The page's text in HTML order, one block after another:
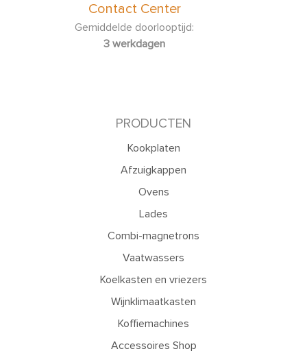
Contact Center
Gemiddelde doorlooptijd:
3 werkdagen
PRODUCTEN
Kookplaten
Afzuigkappen
Ovens
Lades
Combi-magnetrons
Vaatwassers
Koelkasten en vriezers
Wijnklimaatkasten
Koffiemachines
Accessoires Shop